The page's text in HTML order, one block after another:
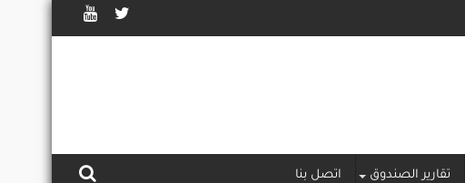
تقارير الصندوق اتصل بنا